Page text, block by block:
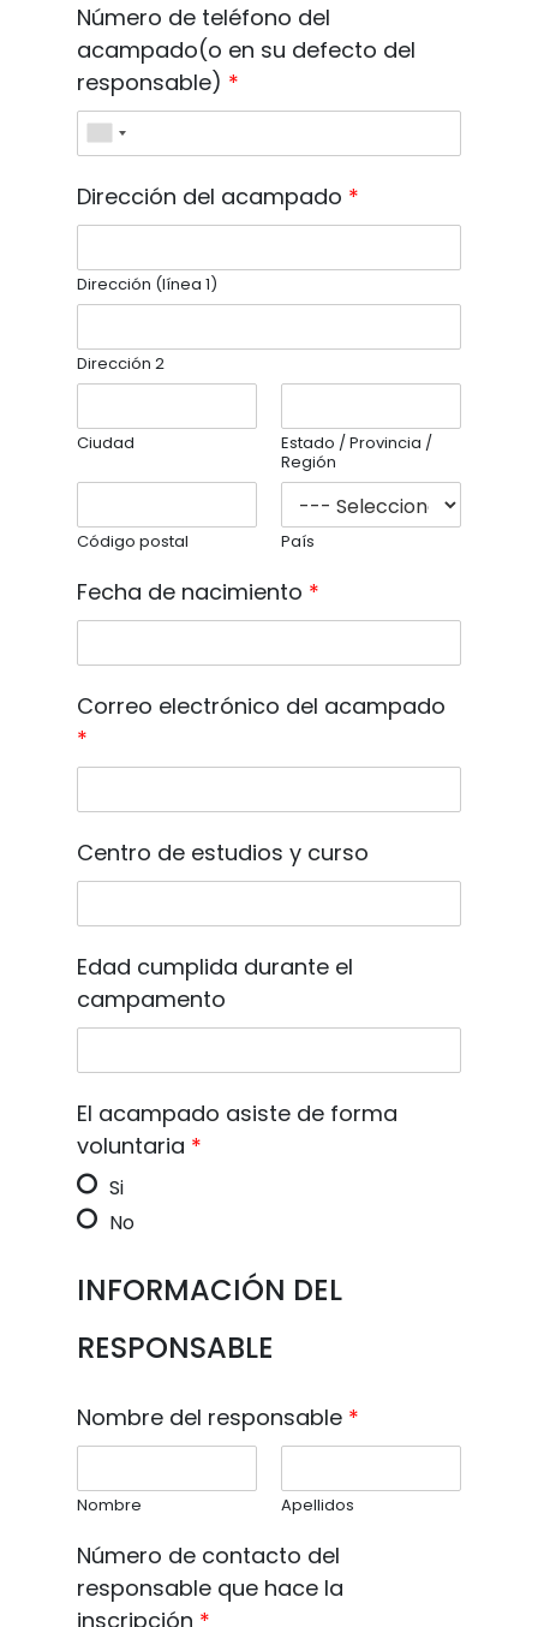
Número de teléfono del
acampado(o en su defecto del
responsable) *
Dirección del acampado *
Dirección (línea 1)
Dirección 2
Ciudad
Estado / Provincia /
Región
Código postal País
Fecha de nacimiento *
Correo electrónico del acampado
*
Centro de estudios y curso
Edad cumplida durante el
campamento
El acampado asiste de forma
voluntaria *
Si
No
INFORMACIÓN DEL
RESPONSABLE
Nombre del responsable *
Nombre Apellidos
Número de contacto del
responsable que hace la
inscripción *